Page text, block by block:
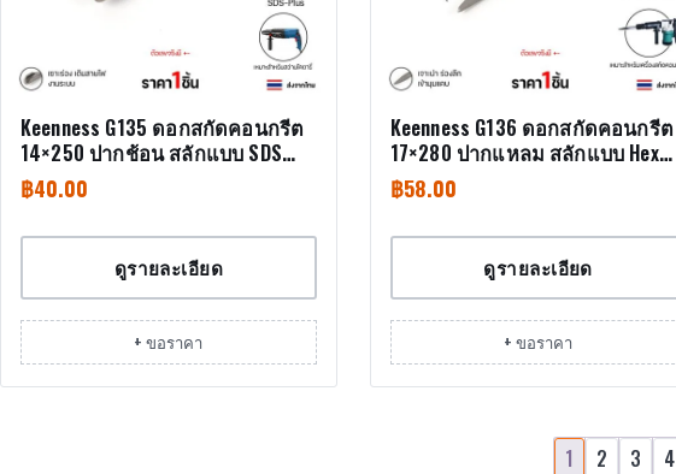
Keenness G135 ดอกสกัดคอนกรีต
14×250 ปากช้อน สลักแบบ SDS
Plus (Chisel)
฿40.00
ดูรายละเอียด
+ ขอราคา
Keenness G136 ดอกสกัดคอนกรีต
17×280 ปากแหลม สลักแบบ Hex
(Chisel)
฿58.00
ดูรายละเอียด
+ ขอราคา
1 2 3 4